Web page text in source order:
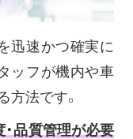
迅速かつ確実に
ッフが機内や車
法です。
品質管理が必要